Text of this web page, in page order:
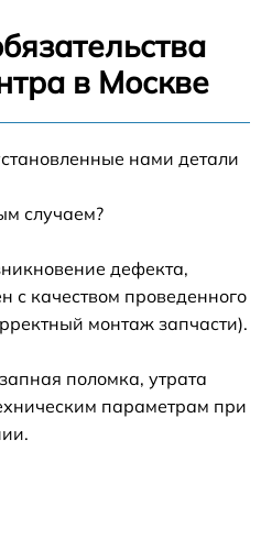
в Москве
нами детали
случаем?
дефекта,
с качеством проведенного
монтаж запчасти).
поломка, утрата
параметрам при